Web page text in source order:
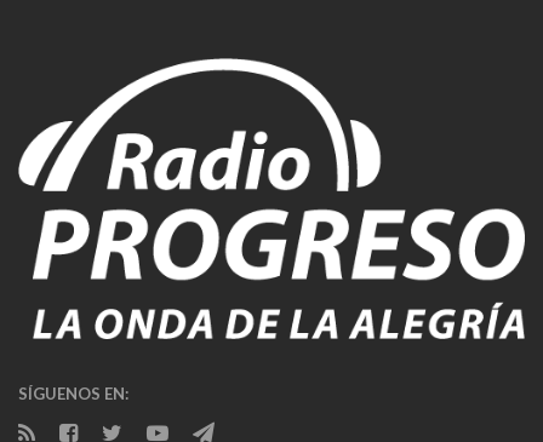
SÍGUENOS EN: